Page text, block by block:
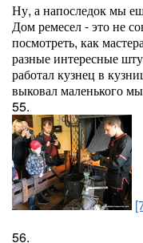
Ну, а напоследок мы
Дом ремесел - это не
посмотреть, как
разные интересные
работал кузнец в
выковал маленького
55.
56.